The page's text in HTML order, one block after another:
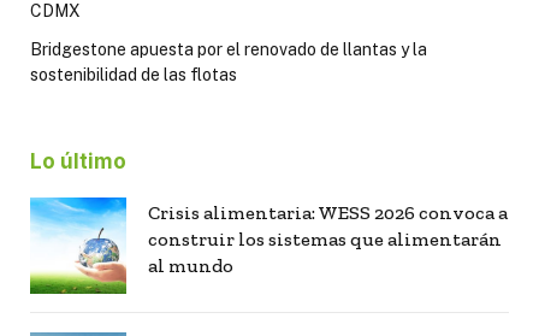
CDMX
Bridgestone apuesta por el renovado de llantas y la
sostenibilidad de las flotas
Lo último
Crisis alimentaria: WESS 2026 convoca a
construir los sistemas que alimentarán
al mundo